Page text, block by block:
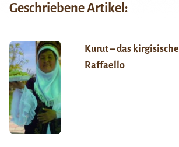
Geschriebene Artikel:
Kurut – das kirgisische
Raffaello